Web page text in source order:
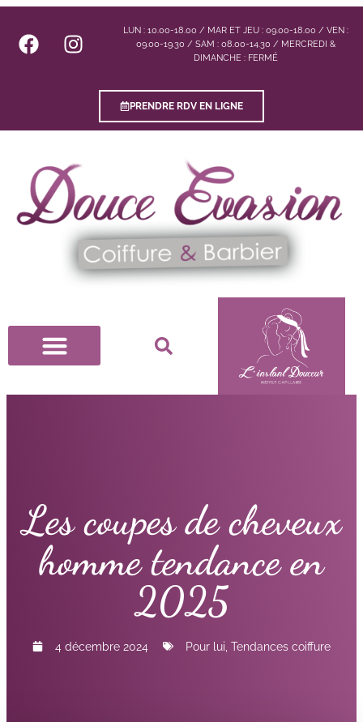
LUN : 10.00-18.00 / MAR ET JEU : 09.00-18.00 / VEN :
09.00-19.30 / SAM : 08.00-14.30 / MERCREDI &
DIMANCHE : FERMÉ
PRENDRE RDV EN LIGNE
Les coupes de cheveux
homme tendance en
2025
4 décembre 2024 Pour lui Tendances coiffure